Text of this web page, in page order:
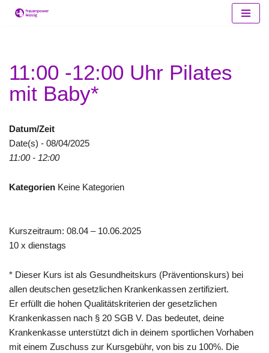
11:00 -12:00 Uhr Pilates
mit Baby*
Datum/Zeit
Date(s) - 08/04/2025
11:00 - 12:00
Kategorien Keine Kategorien
Kurszeitraum: 08.04 – 10.06.2025
10 x dienstags
* Dieser Kurs ist als Gesundheitskurs (Präventionskurs) bei
allen deutschen gesetzlichen Krankenkassen zertifiziert.
Er erfüllt die hohen Qualitätskriterien der gesetzlichen
Krankenkassen nach § 20 SGB V. Das bedeutet, deine
Krankenkasse unterstützt dich in deinem sportlichen Vorhaben
mit einem Zuschuss zur Kursgebühr, von bis zu 100%. Die